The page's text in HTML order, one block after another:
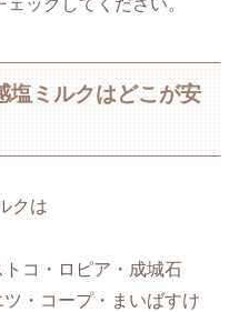
ックしてください。
塩ミルクはどこが安
クは
コ・ロピア・成城石
・コープ・まいばすけ